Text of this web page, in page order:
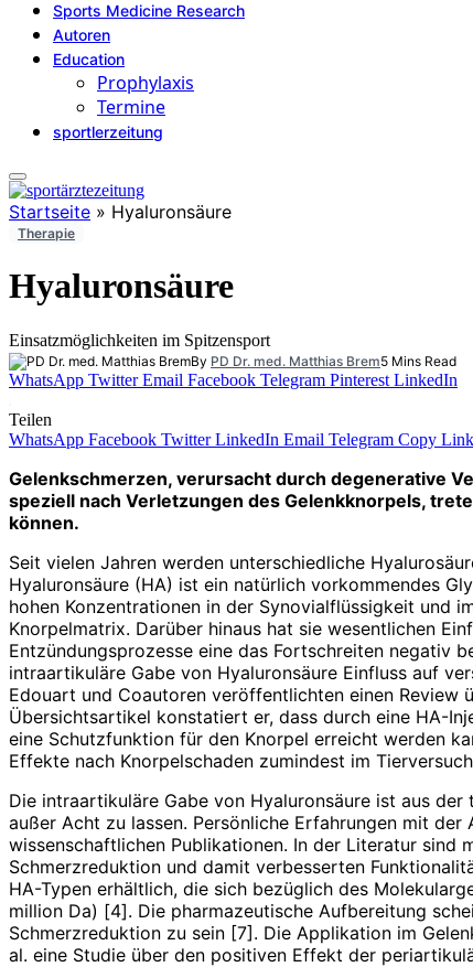
Sports Medicine Research
Autoren
Education
Prophylaxis
Termine
sportlerzeitung
Startseite » Hyaluronsäure
Therapie
Hyaluronsäure
Einsatzmöglichkeiten im Spitzensport
By PD Dr. med. Matthias Brem5 Mins Read
WhatsApp Twitter Email Facebook Telegram Pinterest LinkedIn
Teilen
WhatsApp Facebook Twitter LinkedIn Email Telegram Copy Link
Gelenkschmerzen, verursacht durch degenerative
speziell nach Verletzungen des Gelenkknorpels,
können.
Seit vielen Jahren werden unterschiedliche
Hyaluronsäure (HA) ist ein natürlich vorkommendes
hohen Konzentrationen in der Synovialflüssigkeit und
Knorpelmatrix. Darüber hinaus hat sie wesentlichen
Entzündungsprozesse eine das Fortschreiten negativ
intraartikuläre Gabe von Hyaluronsäure Einfluss auf
Edouart und Coautoren veröffentlichten einen Review
Übersichtsartikel konstatiert er, dass durch eine HA-
eine Schutzfunktion für den Knorpel erreicht werden
Effekte nach Knorpelschaden zumindest im
Die intraartikuläre Gabe von Hyaluronsäure ist aus
außer Acht zu lassen. Persönliche Erfahrungen mit
wissenschaftlichen Publikationen. In der Literatur sind
Schmerzreduktion und damit verbesserten
HA-Typen erhältlich, die sich bezüglich des
million Da) [4]. Die pharmazeutische Aufbereitung
Schmerzreduktion zu sein [7]. Die Applikation im
al. eine Studie über den positiven Effekt der